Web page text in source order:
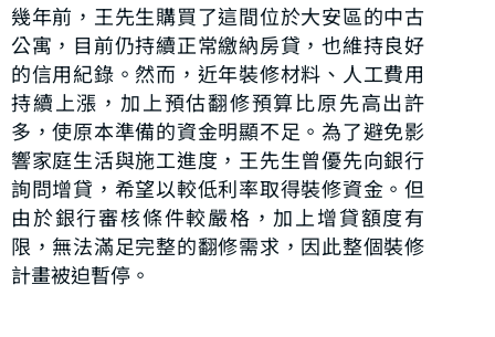
幾年前，王先生購買了這間位於大安區的中古
公寓，目前仍持續正常繳納房貸，也維持良好
的信用紀錄。然而，近年裝修材料、人工費用
持續上漲，加上預估翻修預算比原先高出許
多，使原本準備的資金明顯不足。為了避免影
響家庭生活與施工進度，王先生曾優先向銀行
詢問增貸，希望以較低利率取得裝修資金。但
由於銀行審核條件較嚴格，加上增貸額度有
限，無法滿足完整的翻修需求，因此整個裝修
計畫被迫暫停。